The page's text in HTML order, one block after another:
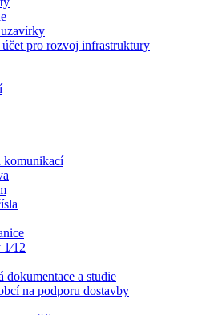
pro rozvoj infrastruktury
komunikací
dokumentace a studie
na podporu dostavby